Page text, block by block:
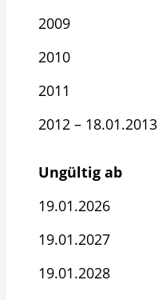
2009
2010
2011
2012 – 18.01.2013
Ungültig ab
19.01.2026
19.01.2027
19.01.2028